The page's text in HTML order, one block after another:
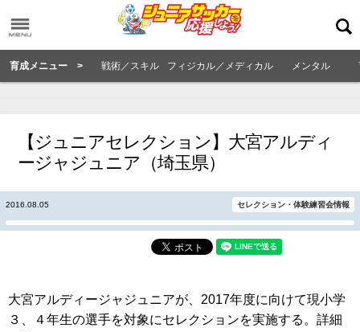
育成メニュー > 戦術／スキル フィジカル／メディカル メンタル
【ジュニアセレクション】大宮アルディ
ージャジュニア（埼玉県）
2016.08.05 セレクション・体験練習会情報
大宮アルディージャジュニアが、2017年度に向けて現小学
３、４年生の選手を対象にセレクションを実施する。詳細